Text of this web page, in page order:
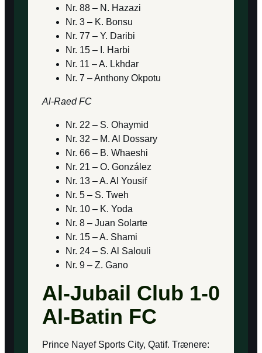
Nr. 88 – N. Hazazi
Nr. 3 – K. Bonsu
Nr. 77 – Y. Daribi
Nr. 15 – I. Harbi
Nr. 11 – A. Lkhdar
Nr. 7 – Anthony Okpotu
Al-Raed FC
Nr. 22 – S. Ohaymid
Nr. 32 – M. Al Dossary
Nr. 66 – B. Whaeshi
Nr. 21 – O. González
Nr. 13 – A. Al Yousif
Nr. 5 – S. Tweh
Nr. 10 – K. Yoda
Nr. 8 – Juan Solarte
Nr. 15 – A. Shami
Nr. 24 – S. Al Salouli
Nr. 9 – Z. Gano
Al-Jubail Club 1-0
Al-Batin FC
Prince Nayef Sports City, Qatif. Trænere: